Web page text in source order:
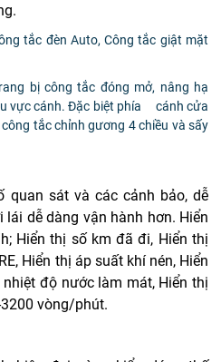
tắc đèn Auto, Công tắc giật mặt
bị công tắc đóng mở, nâng hạ
vực cánh. Đặc biệt phía cánh cửa
tắc chỉnh gương 4 chiều và sấy
quan sát và các cảnh bảo, dễ
dễ dàng vận hành hơn. Hiển
Hiển thị số km đã đi, Hiển thị
Hiển thị áp suất khí nén, Hiển
độ nước làm mát, Hiển thị
vòng/phút.